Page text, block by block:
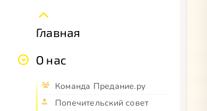
Главная
О нас
Команда Предание.ру
Попечительский совет